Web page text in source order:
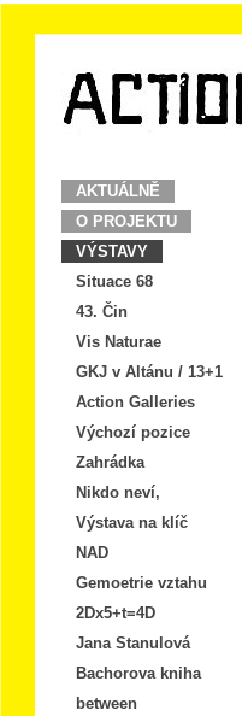
AKTUÁLNĚ
O PROJEKTU
VÝSTAVY
Situace 68
43. Čin
Vis Naturae
GKJ v Altánu / 13+1
Action Galleries
Výchozí pozice
Zahrádka
Nikdo neví,
Výstava na klíč
NAD
Gemoetrie vztahu
2Dx5+t=4D
Jana Stanulová
Bachorova kniha
between